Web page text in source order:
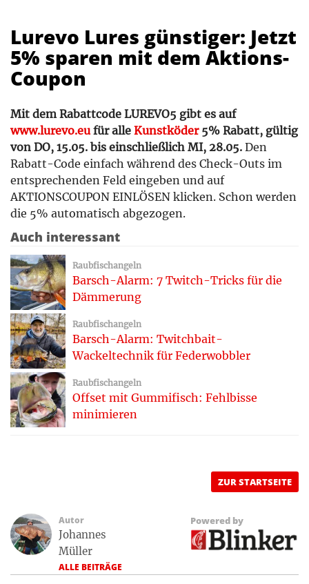
Lurevo Lures günstiger: Jetzt
5% sparen mit dem Aktions-
Coupon
Mit dem Rabattcode LUREVO5 gibt es auf
www.lurevo.eufür alle Kunstköder5% Rabatt, gültig
von DO, 15.05. bis einschließlich MI, 28.05. Den
Rabatt-Code einfach während des Check-Outs im
entsprechenden Feld eingeben und auf
AKTIONSCOUPON EINLÖSEN klicken. Schon werden
die 5% automatisch abgezogen.
Auch interessant
Raubfischangeln
Barsch-Alarm: 7 Twitch-Tricks für die
Dämmerung
Raubfischangeln
Barsch-Alarm: Twitchbait-
Wackeltechnik für Federwobbler
Raubfischangeln
Offset mit Gummifisch: Fehlbisse
minimieren
ZUR STARTSEITE
Autor
Johannes
Müller
ALLE BEITRÄGE
Powered by